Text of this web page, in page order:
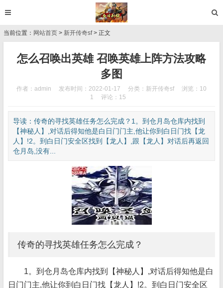
当前位置： 网站首页 > 新开传奇sf> 正文
怎么召唤出英雄 召唤英雄上阵方法攻略
多图
作者：admin 发布时间：2022-01-17 分类： 新开传奇sf
浏览：10
1
评论：15
导读：传奇的寻找英雄任务怎么完成？1。到仓月岛仓库内找到
【神秘人】,对话后得知他是白日门门主,他让你到白日门找【龙
人】!2。到白日门安全区找到【龙人】,跟【龙人】对话后再返回
仓月岛,没有...
传奇的寻找英雄任务怎么完成？
1。到仓月岛仓库内找到【神秘人】,对话后得知他是白
日门门主,他让你到白日门找【龙人】!2。到白日门安全区